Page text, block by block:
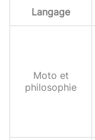
Langage
Moto et
philosophie